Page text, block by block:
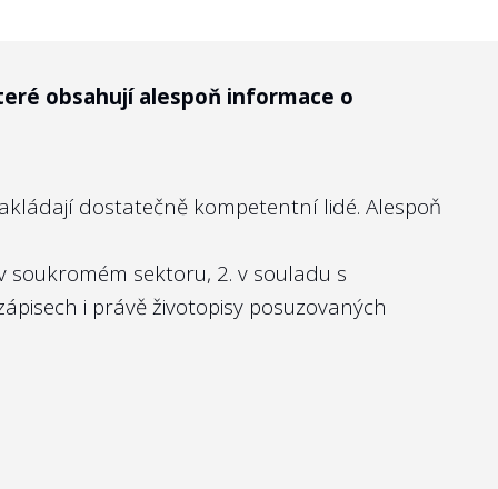
státních firem, pak neexistuje
webových stránkách firmy. Ostatně
takto transparentní vůči svým
obsahují alespoň informace o
dostatečně kompetentní lidé. Alespoň
sektoru, 2. v souladu s
i právě životopisy posuzovaných